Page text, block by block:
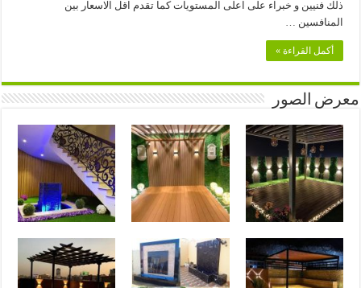
ذلك فنيين و خبراء على اعلى المستويات كما تقدم اقل الاسعار بين
المنافسين …
أكمل القراءة »
معرض الصور